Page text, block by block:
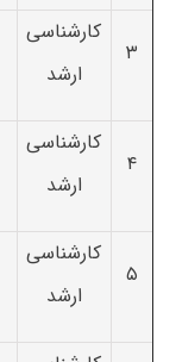
۳
کارشناسی
ارشد
۴
کارشناسی
ارشد
۵
کارشناسی
ارشد